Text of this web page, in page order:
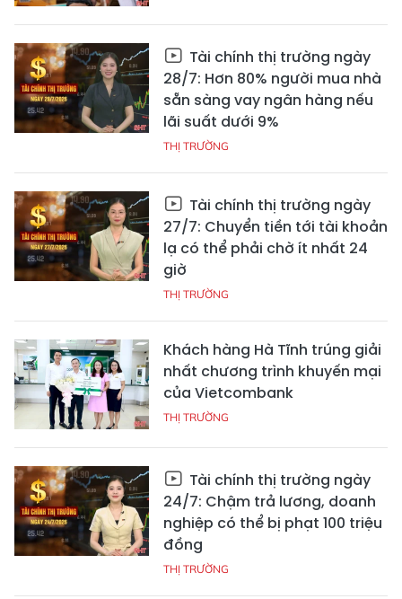
Tài chính thị trường ngày
28/7: Hơn 80% người mua nhà
sẵn sàng vay ngân hàng nếu
lãi suất dưới 9%
THỊ TRƯỜNG
Tài chính thị trường ngày
27/7: Chuyển tiền tới tài khoản
lạ có thể phải chờ ít nhất 24
giờ
THỊ TRƯỜNG
Khách hàng Hà Tĩnh trúng giải
nhất chương trình khuyến mại
của Vietcombank
THỊ TRƯỜNG
Tài chính thị trường ngày
24/7: Chậm trả lương, doanh
nghiệp có thể bị phạt 100 triệu
đồng
THỊ TRƯỜNG